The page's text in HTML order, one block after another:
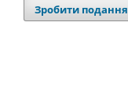
Зробити подання